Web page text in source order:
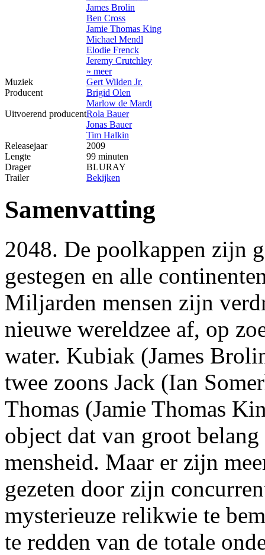
James Brolin
Ben Cross
Jamie Thomas King
Michael Mendl
Elodie Frenck
Jeremy Crutchley
» meer
Muziek
Gert Wilden Jr.
Producent
Brigid Olen
Marlow de Mardt
Uitvoerend producentRola Bauer
Jonas Bauer
Tim Halkin
Releasejaar
2009
Lengte
99 minuten
Drager
BLURAY
Trailer
Bekijken
Samenvatting
2048. De poolkappen zijn
gestegen en alle
Miljarden mensen zijn
nieuwe wereldzee af, op
water. Kubiak (James
twee zoons Jack (Ian
Thomas (Jamie Thomas
object dat van groot
mensheid. Maar er zijn
gezeten door zijn
mysterieuze relikwie te
te redden van de totale